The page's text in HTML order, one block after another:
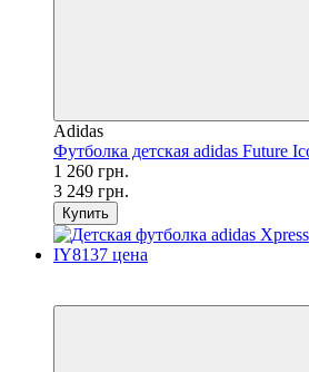
Adidas
Футболка детская adidas Future
1 260 грн.
3 249 грн.
Купить